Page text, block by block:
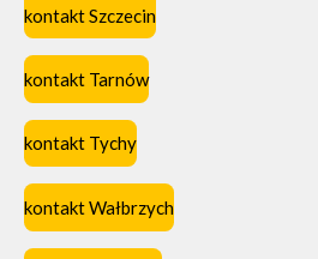
kontakt Szczecin
kontakt Tarnów
kontakt Tychy
kontakt Wałbrzych